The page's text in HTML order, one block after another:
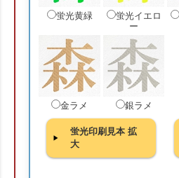
蛍光黄緑
蛍光イエロ
ー
金ラメ 銀ラメ
蛍光印刷見本 拡
大